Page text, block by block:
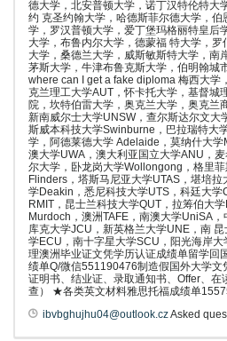
德大学，北安普顿大学，诺丁汉特伦特大
约 克圣约翰大学，哈德斯菲尔德大学，
学，罗汉普顿大学，爱丁堡玛格丽特皇后
大学，布鲁内尔大学，德蒙福 特大学，
大学，桑德兰大学，威斯敏斯特大学，南
茅斯大学，牛津布鲁克斯大学，伯明翰城
where can I get a fake diploma 梅西大学
克兰理工大学AUT，怀卡托大学，基督城
院，坎特伯雷大学，奥克兰大学，奥克兰
新南威尔士大学UNSW，查尔斯达尔文大
斯威本科技大学Swinburne，巴拉瑞特大
学，阿德莱德大学 Adelaide，莫纳什大
澳大学UWA，澳大利亚国立大学ANU，
尔大学，卧龙岗大学Wollongong，格里
Flinders，塔斯马尼亚大学UTAS，堪培
学Deakin，悉尼科技大学UTS，科廷大
RMIT，昆士兰科技大学QUT，拉筹伯大
Murdoch，澳洲TAFE，南澳大学UniSA
库克大学JCU，新英格兰大学UNE，南
学ECU，南十字星大学SCU，阳光海岸
理澳洲毕业证文凭学历认证成绩单留学回
绩单Q/微信551190476制造假国外大学文
证明书、结业证、录取通知书、Offer、
查） ★各类英文材料雅思托福成绩单
ibvbghujhu04@outlook.czAsked